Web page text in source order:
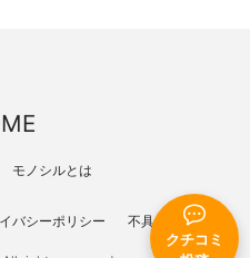
クチコミ
モノシルとは
バシーポリシー 不具合報告